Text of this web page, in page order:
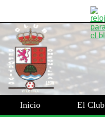
Inicio El Club